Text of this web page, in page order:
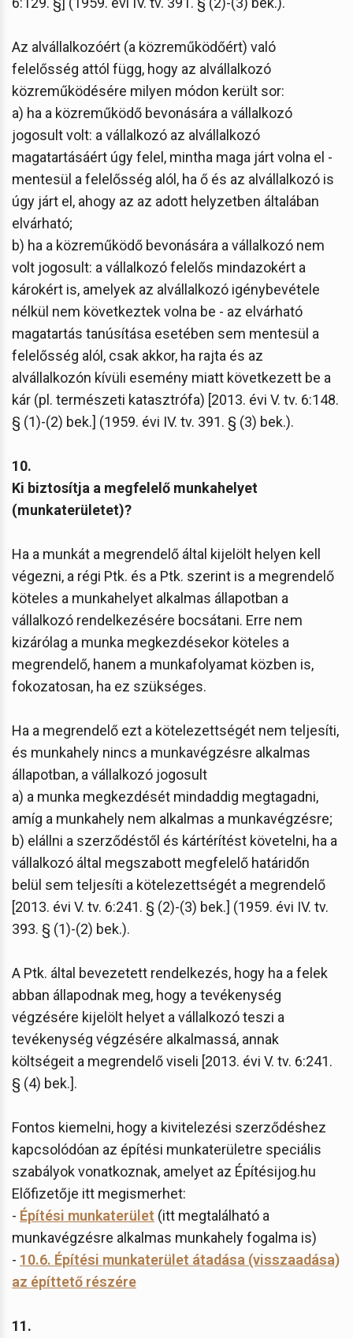
Az alvállalkozóért (a közreműködőért) való
felelősség attól függ, hogy az alvállalkozó
közreműködésére milyen módon került sor:
a) ha a közreműködő bevonására a vállalkozó
jogosult volt: a vállalkozó az alvállalkozó
magatartásáért úgy felel, mintha maga járt volna el -
mentesül a felelősség alól, ha ő és az alvállalkozó is
úgy járt el, ahogy az az adott helyzetben általában
elvárható;
b) ha a közreműködő bevonására a vállalkozó nem
volt jogosult: a vállalkozó felelős mindazokért a
károkért is, amelyek az alvállalkozó igénybevétele
nélkül nem következtek volna be - az elvárható
magatartás tanúsítása esetében sem mentesül a
felelősség alól, csak akkor, ha rajta és az
alvállalkozón kívüli esemény miatt következett be a
kár (pl. természeti katasztrófa) [2013. évi V. tv. 6:148.
§ (1)-(2) bek.] (1959. évi IV. tv. 391. § (3) bek.).
10.
Ki biztosítja a megfelelő munkahelyet
(munkaterületet)?
Ha a munkát a megrendelő által kijelölt helyen kell
végezni, a régi Ptk. és a Ptk. szerint is a megrendelő
köteles a munkahelyet alkalmas állapotban a
vállalkozó rendelkezésére bocsátani. Erre nem
kizárólag a munka megkezdésekor köteles a
megrendelő, hanem a munkafolyamat közben is,
fokozatosan, ha ez szükséges.
Ha a megrendelő ezt a kötelezettségét nem teljesíti,
és munkahely nincs a munkavégzésre alkalmas
állapotban, a vállalkozó jogosult
a) a munka megkezdését mindaddig megtagadni,
amíg a munkahely nem alkalmas a munkavégzésre;
b) elállni a szerződéstől és kártérítést követelni, ha a
vállalkozó által megszabott megfelelő határidőn
belül sem teljesíti a kötelezettségét a megrendelő
[2013. évi V. tv. 6:241. § (2)-(3) bek.] (1959. évi IV. tv.
393. § (1)-(2) bek.).
A Ptk. által bevezetett rendelkezés, hogy ha a felek
abban állapodnak meg, hogy a tevékenység
végzésére kijelölt helyet a vállalkozó teszi a
tevékenység végzésére alkalmassá, annak
költségeit a megrendelő viseli [2013. évi V. tv. 6:241.
§ (4) bek.].
Fontos kiemelni, hogy a kivitelezési szerződéshez
kapcsolódóan az építési munkaterületre speciális
szabályok vonatkoznak, amelyet az Építésijog.hu
Előfizetője itt megismerhet:
- Építési munkaterület (itt megtalálható a
munkavégzésre alkalmas munkahely fogalma is)
- 10.6. Építési munkaterület átadása (visszaadása)
az építtető részére
11.